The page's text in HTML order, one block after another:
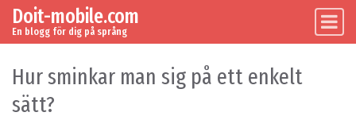
Skip to content
Main Navigation
Doit-mobile.com
En blogg för dig på språng
Hur sminkar man sig på ett enkelt
sätt?